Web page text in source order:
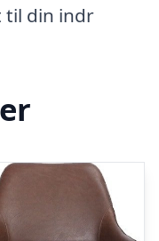
til din indr